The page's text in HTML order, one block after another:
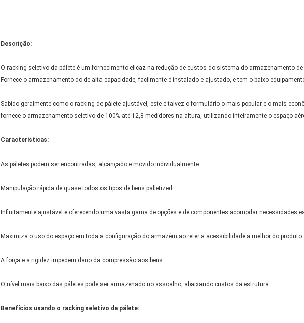
Descrição:
O racking seletivo da pálete é um fornecimento eficaz na redução de custos do sistema do armazenamento
Fornece o armazenamento do de alta capacidade, facilmente é instalado e ajustado, e tem o baixo
Sabido geralmente como o racking de pálete ajustável, este é talvez o formulário o mais popular e o mais
fornece o armazenamento seletivo de 100% até 12,8 medidores na altura, utilizando inteiramente o espaço
Características:
As páletes podem ser encontradas, alcançado e movido individualmente
Manipulação rápida de quase todos os tipos de bens palletized
Infinitamente ajustável e oferecendo uma vasta gama de opções e de componentes acomodar necessidades
Maximiza o uso do espaço em toda a configuração do armazém ao reter a acessibilidade a melhor do produto
A força e a rigidez impedem dano da compressão aos bens
O nível mais baixo das páletes pode ser armazenado no assoalho, abaixando custos da estrutura
Benefícios usando o racking seletivo da pálete: